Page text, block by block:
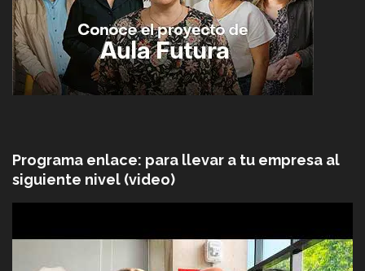
Programa enlace: para llevar a tu empresa al
siguiente nivel (video)